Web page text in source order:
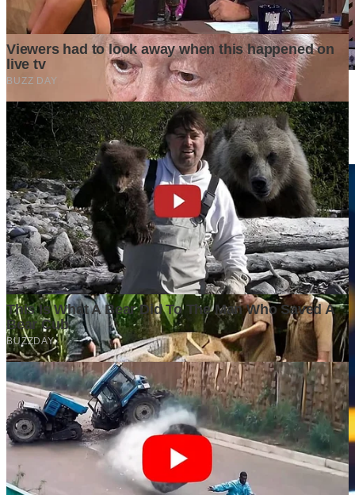
Market yang Besar Belum Tentu Menjadi Peluang yang
Menguntungkan. Mengapa Investor Perlu Melihat Lebih dari
Sekadar Ukuran Pasar?
4 weeks ago